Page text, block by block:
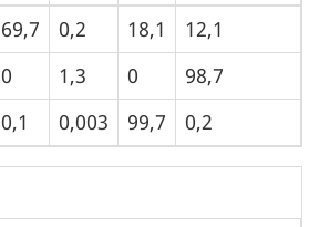
69,7 0,2 18,1
12,1
0 1,3 0
98,7
0,1 0,003 99,7 0,2